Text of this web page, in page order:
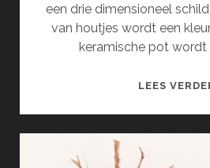
een drie dimensioneel
van houtjes wordt een
keramische pot wordt
LEES